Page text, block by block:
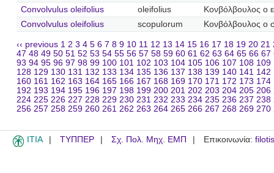
Convolvulus oleifolius
oleifolius
Κονβόλβουλος ο
Convolvulus oleifolius
scopulorum Κονβόλβουλος ο
‹‹ previous 1 2 3 4 5 6 7 8 9 10 11 12 13 14 15 16 17 18 19 20 21
47 48 49 50 51 52 53 54 55 56 57 58 59 60 61 62 63 64 65 66 67
93 94 95 96 97 98 99 100 101 102 103 104 105 106 107 108 109
128 129 130 131 132 133 134 135 136 137 138 139 140 141 142
160 161 162 163 164 165 166 167 168 169 170 171 172 173 174
192 193 194 195 196 197 198 199 200 201 202 203 204 205 206
224 225 226 227 228 229 230 231 232 233 234 235 236 237 238
256 257 258 259 260 261 262 263 264 265 266 267 268 269 270
ITIA ΤΥΠΠΕΡ Σχ. Πολ. Μηχ. ΕΜΠ Επικοινωνία: